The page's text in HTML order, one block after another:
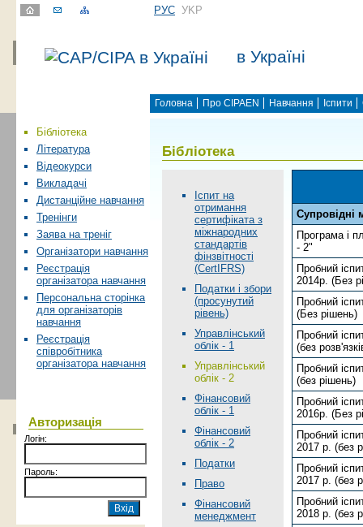
РУС УKР
в Україні
Головна Про CIPAEN Навчання Іспити
Бібліотека
Література
Відеокурси
Викладачі
Дистанційне навчання
Тренінги
Заява на треніг
Організатори навчання
Реєстрація
організатора навчання
Персональна сторінка
для організаторів
навчання
Реєстрація
співробітника
організатора навчання
Авторизація
Логін:
Пароль:
Бібліотека
Іспит на
отримання
сертифіката з
міжнародних
стандартів
фінзвітності
(CertIFRS)
Податки і збори
(просунутий
рівень)
Управлінський
облік - 1
Управлінський
облік - 2
Фінансовий
облік - 1
Фінансовий
облік - 2
Податки
Право
Фінансовий
менеджмент
Супровідні
Програма і
- 2"
Пробний
2014р. (Без
Пробний
(Без рішень)
Пробний
(без
Пробний
(без рішень)
Пробний
2016р. (Без
Пробний
2017 р. (без
Пробний
2017 р. (без
Пробний
2018 р. (без